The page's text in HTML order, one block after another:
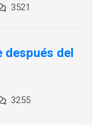
3521
después del
3255